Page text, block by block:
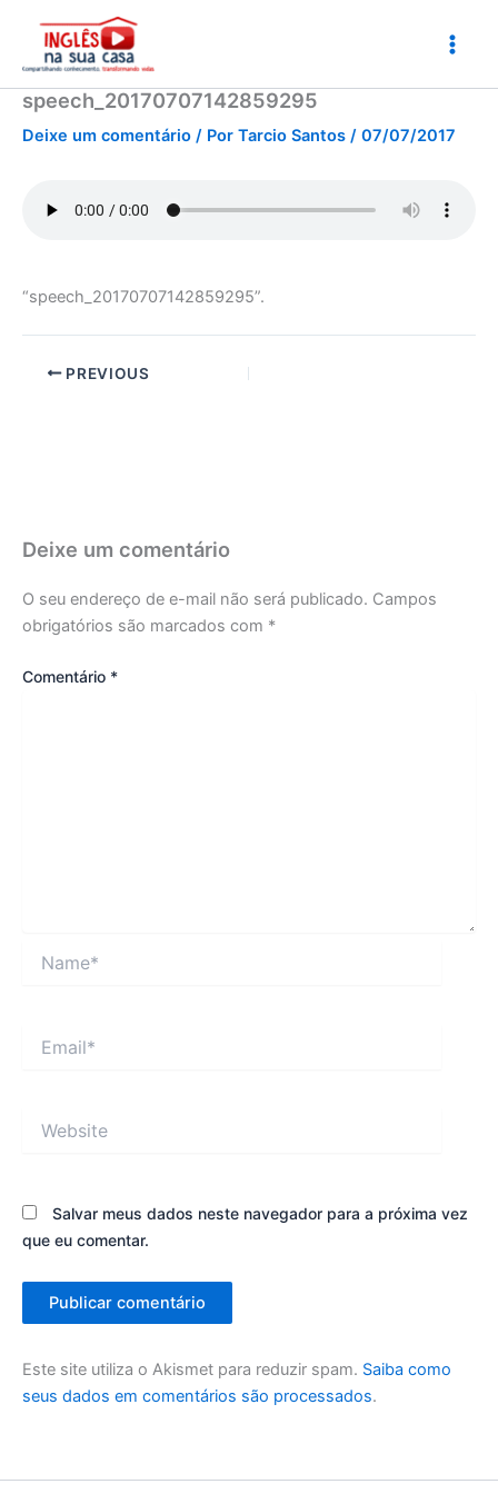
conteúdo
speech_20170707142859295
Deixe um comentário / Por Tarcio Santos / 07/07/2017
“speech_20170707142859295”.
PREVIOUS
Deixe um comentário
O seu endereço de e-mail não será publicado. Campos
obrigatórios são marcados com *
Comentário *
Salvar meus dados neste navegador para a próxima vez
que eu comentar.
Este site utiliza o Akismet para reduzir spam. Saiba como
seus dados em comentários são processados.